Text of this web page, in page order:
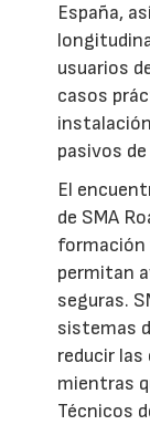
España,
usuarios
casos
pasivos
El
de SMA
formación
permitan
seguras.
sistemas
reducir
mientras
Técnicos